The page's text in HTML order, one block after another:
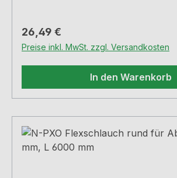
Regulärer Preis:
26,49 €
Preise inkl. MwSt. zzgl. Versandkosten
In den Warenkorb